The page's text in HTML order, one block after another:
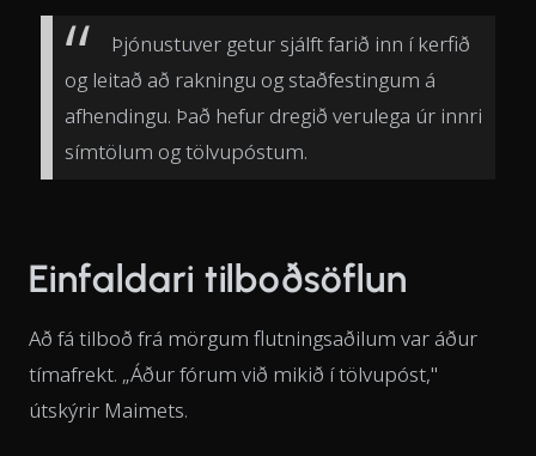
Þjónustuver getur sjálft farið inn í kerfið
og leitað að rakningu og staðfestingum á
afhendingu. Það hefur dregið verulega úr innri
símtölum og tölvupóstum.
Einfaldari tilboðsöflun
Að fá tilboð frá mörgum flutningsaðilum var áður
tímafrekt. „Áður fórum við mikið í tölvupóst,"
útskýrir Maimets.